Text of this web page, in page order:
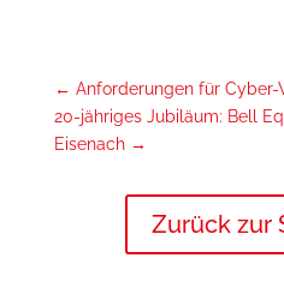
← Anforderungen für
20-jähriges Jubiläum: Bell
Eisenach→
Zurück zur